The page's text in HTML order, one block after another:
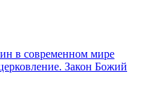
в современном мире
Закон Божий